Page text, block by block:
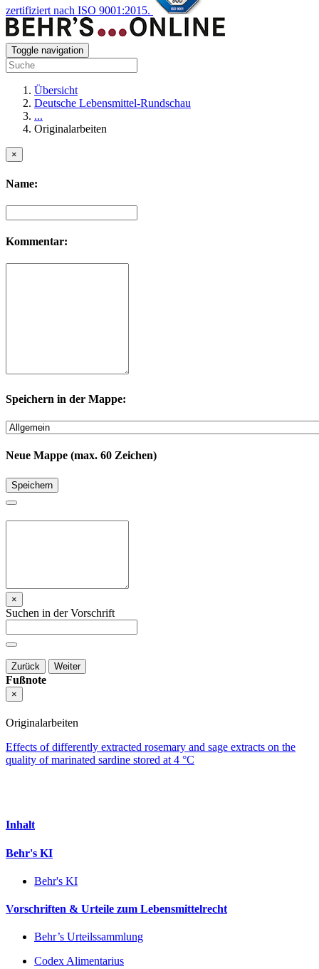
zertifiziert nach ISO 9001:2015.
Toggle navigation
Übersicht
Deutsche Lebensmittel-Rundschau
...
Originalarbeiten
×
Name:
Kommentar:
Speichern in der Mappe:
Neue Mappe (max. 60 Zeichen)
Speichern
×
Suchen in der Vorschrift
Zurück Weiter
Fußnote
×
Originalarbeiten
Effects of differently extracted rosemary and sage extracts on the
quality of marinated sardine stored at 4 °C
Inhalt
Behr's KI
Behr's KI
Vorschriften & Urteile zum Lebensmittelrecht
Behr’s Urteilssammlung
Codex Alimentarius